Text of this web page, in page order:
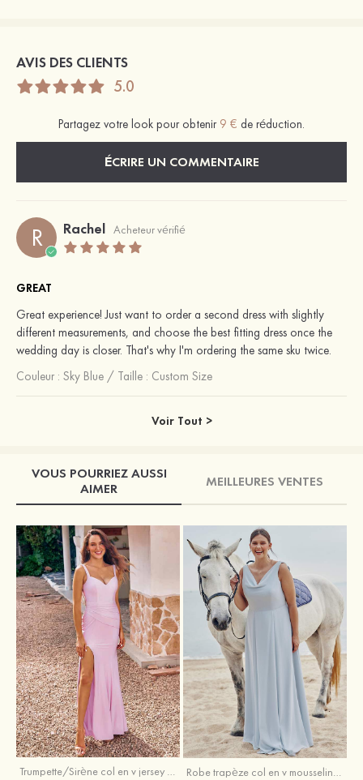
AVIS DES CLIENTS
5.0
Partagez votre look pour obtenir 9 € de réduction.
ÉCRIRE UN COMMENTAIRE
R Rachel Acheteur vérifié
GREAT
Great experience! Just want to order a second dress with slightly
different measurements, and choose the best fitting dress once the
wedding day is closer. That's why I'm ordering the same sku twice.
Couleur : Sky Blue / Taille : Custom Size
Voir Tout >
VOUS POURRIEZ AUSSI
AIMER
MEILLEURES VENTES
Trumpette/Sirène col en v jersey ras du sol robe de demoiselle d'honneur